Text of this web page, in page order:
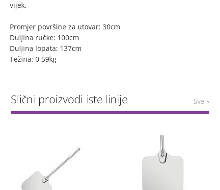
vijek.
Promjer površine za utovar: 30cm
Duljina ručke: 100cm
Duljina lopata: 137cm
Težina: 0,59kg
Slični proizvodi iste linije Sve »